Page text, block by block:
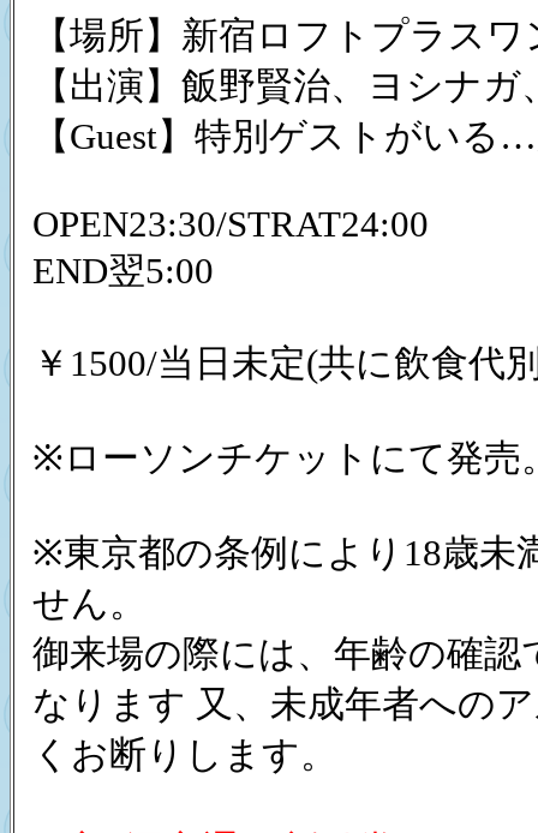
【場所】新宿ロフトプラスワ
【出演】飯野賢治、ヨシナ
【Guest】特別ゲストがいる
OPEN23:30/STRAT24:00
END翌5:00
￥1500/当日未定(共に飲食代
※ローソンチケットにて発
※東京都の条例により18歳未
せん。
御来場の際には、年齢の確
なります 又、未成年者への
くお断りします。